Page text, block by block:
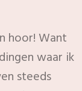
hoor! Want
waar ik
steeds